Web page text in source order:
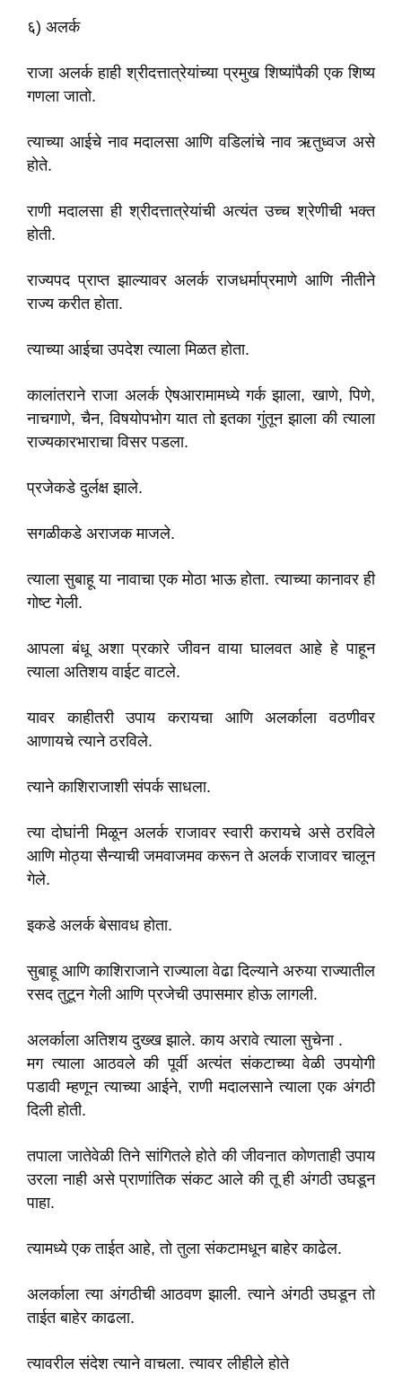
६) अलर्क
राजा अलर्क हाही श्रीदत्तात्रेयांच्या प्रमुख शिष्यांपैकी एक शिष्य
गणला जातो.
त्याच्या आईचे नाव मदालसा आणि वडिलांचे नाव ऋतुध्वज असे
होते.
राणी मदालसा ही श्रीदत्तात्रेयांची अत्यंत उच्च श्रेणीची भक्त
होती.
राज्यपद प्राप्त झाल्यावर अलर्क राजधर्माप्रमाणे आणि नीतीने
राज्य करीत होता.
त्याच्या आईचा उपदेश त्याला मिळत होता.
कालांतराने राजा अलर्क ऐषआरामामध्ये गर्क झाला, खाणे, पिणे,
नाचगाणे, चैन, विषयोपभोग यात तो इतका गुंतून झाला की त्याला
राज्यकारभाराचा विसर पडला.
प्रजेकडे दुर्लक्ष झाले.
सगळीकडे अराजक माजले.
त्याला सुबाहू या नावाचा एक मोठा भाऊ होता. त्याच्या कानावर ही
गोष्ट गेली.
आपला बंधू अशा प्रकारे जीवन वाया घालवत आहे हे पाहून
त्याला अतिशय वाईट वाटले.
यावर काहीतरी उपाय करायचा आणि अलर्काला वठणीवर
आणायचे त्याने ठरविले.
त्याने काशिराजाशी संपर्क साधला.
त्या दोघांनी मिळून अलर्क राजावर स्वारी करायचे असे ठरविले
आणि मोठ्या सैन्याची जमवाजमव करून ते अलर्क राजावर चालून
गेले.
इकडे अलर्क बेसावध होता.
सुबाहू आणि काशिराजाने राज्याला वेढा दिल्याने अरुया राज्यातील
रसद तुटून गेली आणि प्रजेची उपासमार होऊ लागली.
अलर्काला अतिशय दुख्ख झाले. काय अरावे त्याला सुचेना .
मग त्याला आठवले की पूर्वी अत्यंत संकटाच्या वेळी उपयोगी
पडावी म्हणून त्याच्या आईने, राणी मदालसाने त्याला एक अंगठी
दिली होती.
तपाला जातेवेळी तिने सांगितले होते की जीवनात कोणताही उपाय
उरला नाही असे प्राणांतिक संकट आले की तू ही अंगठी उघडून
पाहा.
त्यामध्ये एक ताईत आहे, तो तुला संकटामधून बाहेर काढेल.
अलर्काला त्या अंगठीची आठवण झाली. त्याने अंगठी उघडून तो
ताईत बाहेर काढला.
त्यावरील संदेश त्याने वाचला. त्यावर लीहीले होते